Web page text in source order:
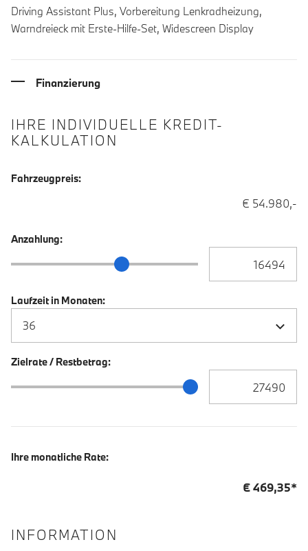
Driving Assistant Plus, Vorbereitung Lenkradheizung,
Warndreieck mit Erste-Hilfe-Set, Widescreen Display
Finanzierung
IHRE INDIVIDUELLE KREDIT-
KALKULATION
Fahrzeugpreis:
€ 54.980,-
Anzahlung:
Anzahlung Schieberegler
Laufzeit in Monaten:
Zielrate / Restbetrag:
Zielrate / Restbetrag Schieberegler
Ihre monatliche Rate:
€469,35*
INFORMATION